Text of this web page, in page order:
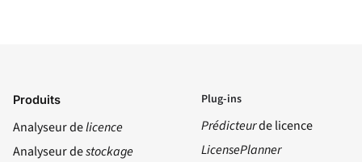
Produits
Analyseur delicence
Analyseur destockage
Plug-ins
Prédicteurde licence
LicensePlanner